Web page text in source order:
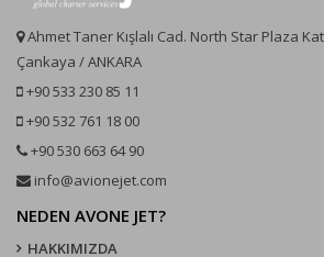
Ahmet Taner Kışlalı Cad. North Star Plaza
Çankaya / ANKARA
+90 533 230 85 11
+90 532 761 18 00
+90 530 663 64 90
info@avionejet.com
NEDEN AVONE JET?
HAKKIMIZDA